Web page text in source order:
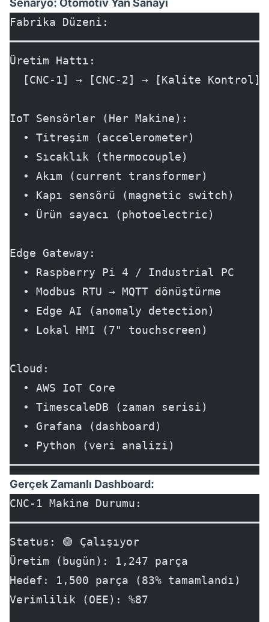
Senaryo: Otomotiv Yan Sanayi
Fabrika Düzeni:
Üretim Hattı:
[CNC-1] → [CNC-2] → [Kalite Kontrol]
IoT Sensörler (Her Makine):
  • Titreşim (accelerometer)
  • Sıcaklık (thermocouple)
  • Akım (current transformer)
  • Kapı sensörü (magnetic switch)
  • Ürün sayacı (photoelectric)
Edge Gateway:
  • Raspberry Pi 4 / Industrial PC
  • Modbus RTU → MQTT dönüştürme
  • Edge AI (anomaly detection)
  • Lokal HMI (7" touchscreen)
Cloud:
  • AWS IoT Core
  • TimescaleDB (zaman serisi)
  • Grafana (dashboard)
  • Python (veri analizi)
Gerçek Zamanlı Dashboard:
CNC-1 Makine Durumu:
Status: 🟢 Çalışıyor
Üretim (bugün): 1,247 parça
Hedef: 1,500 parça (83% tamamlandı)
Verimlilik (OEE): %87